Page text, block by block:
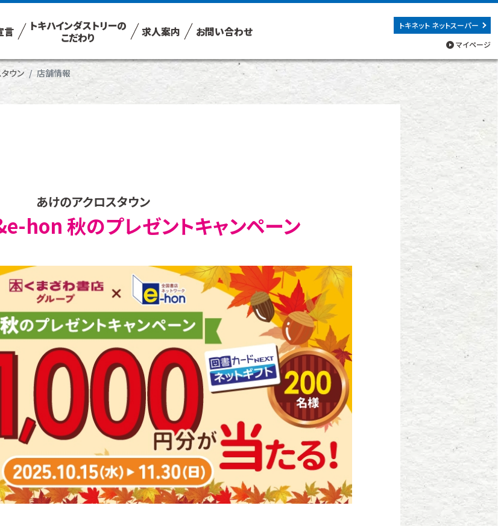
言
トキハインダストリーの
こだわり
求人案内 お問い合わせ
トキネット ネットスーパー
マイページ
ウン 店舗情報
あけのアクロスタウン
hon 秋のプレゼントキャンペーン